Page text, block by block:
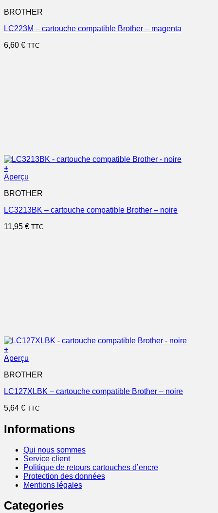
BROTHER
LC223M – cartouche compatible Brother – magenta
6,60 € TTC
+
Aperçu
BROTHER
LC3213BK – cartouche compatible Brother – noire
11,95 € TTC
+
Aperçu
BROTHER
LC127XLBK – cartouche compatible Brother – noire
5,64 € TTC
Informations
Qui nous sommes
Service client
Politique de retours cartouches d’encre
Protection des données
Mentions légales
Categories